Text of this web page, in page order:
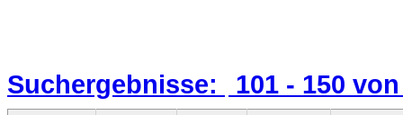
Suchergebnisse: 101 - 150 von